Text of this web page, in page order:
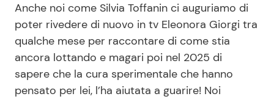
Anche noi come Silvia Toffanin ci auguriamo di
poter rivedere di nuovo in tv Eleonora Giorgi tra
qualche mese per raccontare di come stia
ancora lottando e magari poi nel 2025 di
sapere che la cura sperimentale che hanno
pensato per lei, l’ha aiutata a guarire! Noi